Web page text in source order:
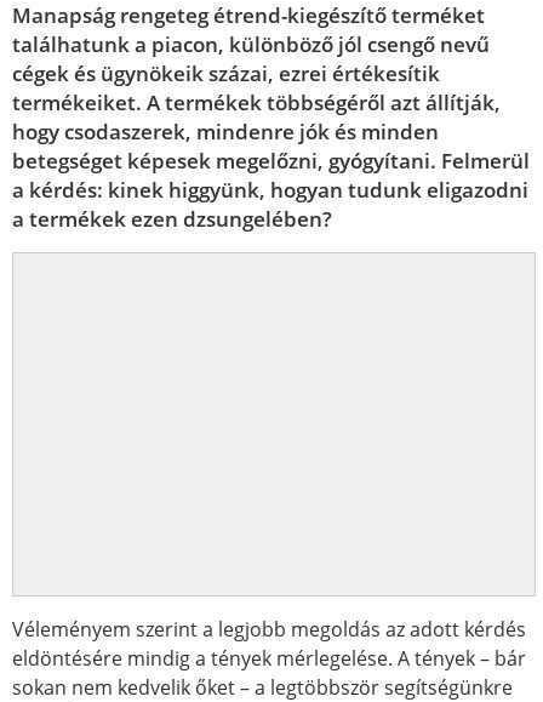
Manapság rengeteg étrend-kiegészítő terméket
találhatunk a piacon, különböző jól csengő nevű
cégek és ügynökeik százai, ezrei értékesítik
termékeiket. A termékek többségéről azt állítják,
hogy csodaszerek, mindenre jók és minden
betegséget képesek megelőzni, gyógyítani. Felmerül
a kérdés: kinek higgyünk, hogyan tudunk eligazodni
a termékek ezen dzsungelében?
Véleményem szerint a legjobb megoldás az adott kérdés
eldöntésére mindig a tények mérlegelése. A tények – bár
sokan nem kedvelik őket – a legtöbbször segítségünkre